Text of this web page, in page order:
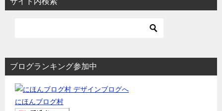
ブログランキング参加中
にほんブログ村